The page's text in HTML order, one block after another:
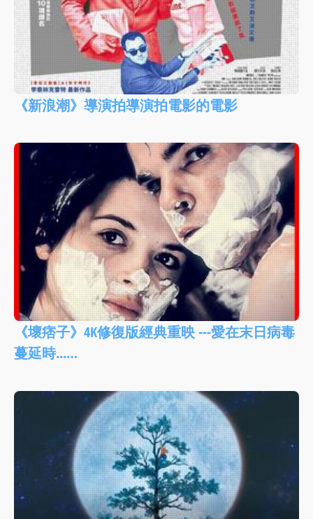
《新浪潮》導演拍導演拍電影的電影
《壞痞子》4K修復版經典重映 ---愛在末日病毒
蔓延時...…